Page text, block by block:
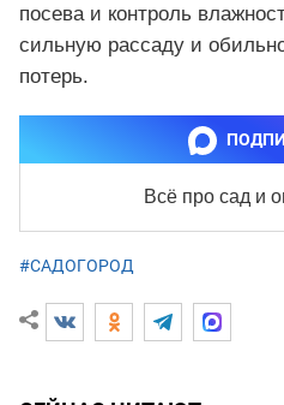
посева и контроль
сильную рассаду и
потерь.
Всё про сад и
#САДОГОРОД